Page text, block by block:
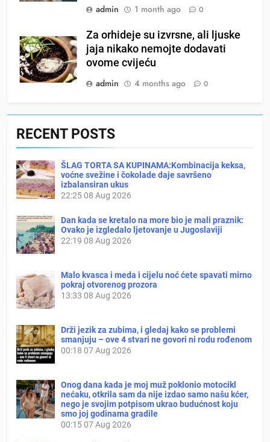
admin 1 month ago 0
Za orhideje su izvrsne, ali ljuske
jaja nikako nemojte dodavati
ovome cvijeću
admin
4 months ago 0
RECENT POSTS
ŠLAG TORTA SA KUPINAMA:Kombinacija keksa,
voćne svežine i čokolade daje savršeno
izbalansiran ukus
22:2508 Aug 2026
Dan kada se kretalo na more bio je mali praznik:
Ovako je izgledalo ljetovanje u Jugoslaviji
22:19 08 Aug 2026
Malo kvasca i meda i cijelu noć ćete spavati mirno
pokraj otvorenog prozora
13:33 08 Aug 2026
Drži jezik za zubima, i gledaj kako se problemi
smanjuju – ove 4 stvari ne govori ni rodu rođenom
00:18 07 Aug 2026
Onog dana kada je moj muž poklonio motocikl
nećaku, otkrila sam da nije izdao samo našu kćer,
nego je svojim potpisom ukrao budućnost koju
smo joj godinama gradile
00:1507 Aug 2026